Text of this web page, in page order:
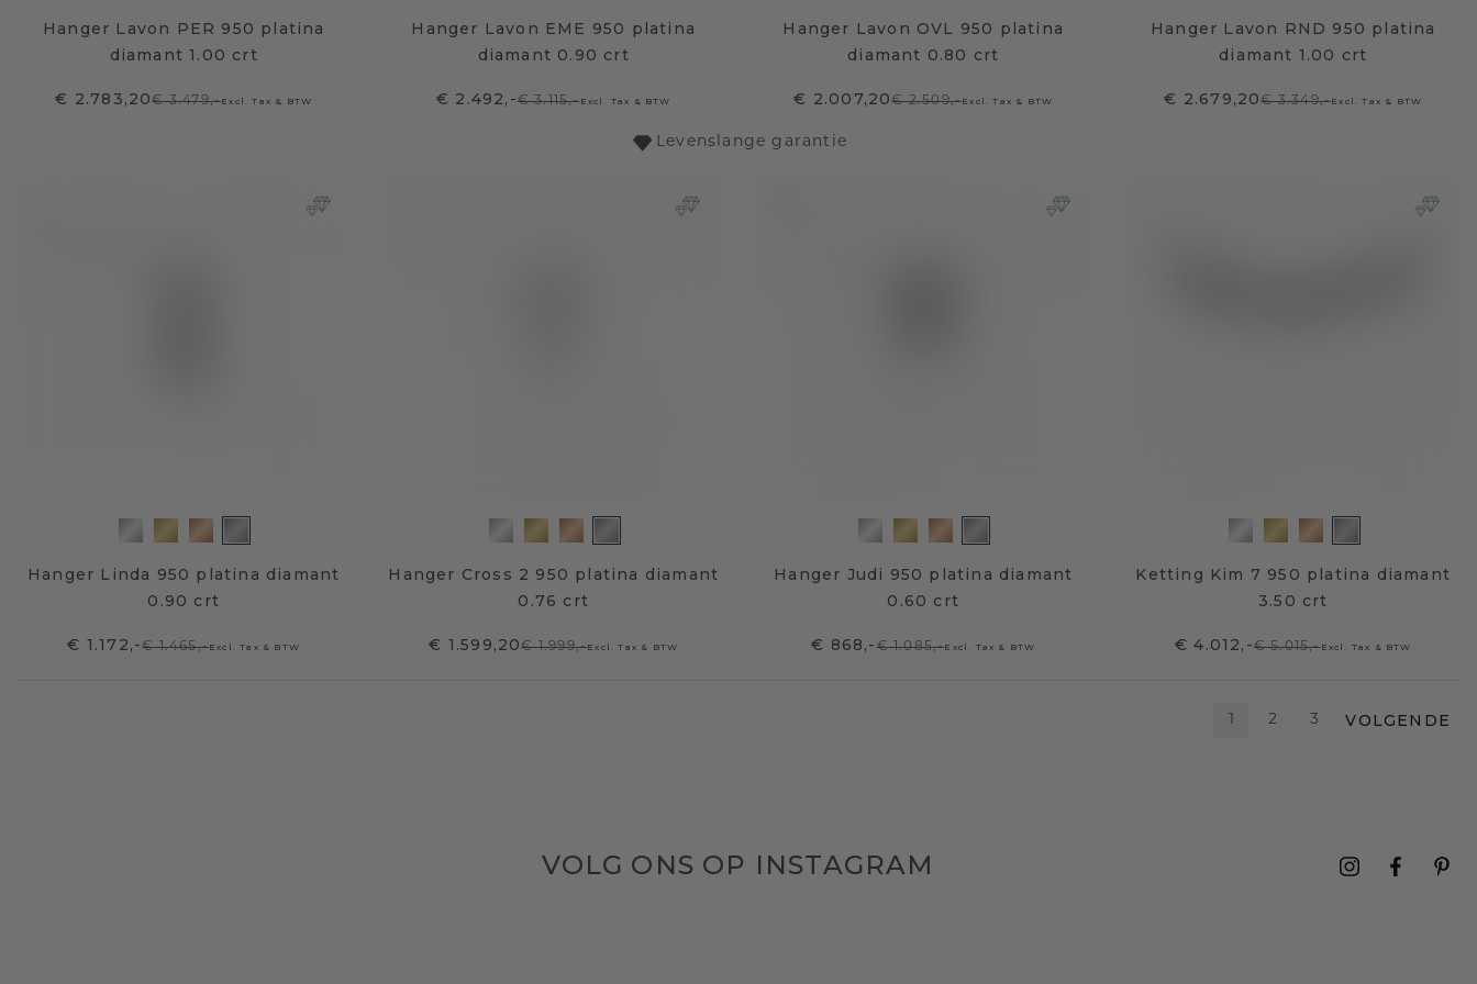
Hanger Lavon PER 950 platina
diamant 1.00 crt
€ 2.783,20€ 3.479,-Excl. Tax & BTW
Hanger Lavon EME 950 platina
diamant 0.90 crt
€ 2.492,-€ 3.115,-Excl. Tax & BTW
Hanger Lavon OVL 950 platina
diamant 0.80 crt
€ 2.007,20€ 2.509,-Excl. Tax & BTW
Hanger Lavon RND 950 platina
diamant 1.00 crt
€ 2.679,20€ 3.349,-Excl. Tax & BTW
Levenslange garantie
Hanger Linda 950 platina diamant
0.90 crt
€ 1.172,-€ 1.465,-Excl. Tax & BTW
Hanger Cross 2 950 platina diamant
0.76 crt
€ 1.599,20€ 1.999,-Excl. Tax & BTW
Hanger Judi 950 platina diamant
0.60 crt
€ 868,-€ 1.085,-Excl. Tax & BTW
Ketting Kim 7 950 platina diamant
3.50 crt
€ 4.012,-€ 5.015,-Excl. Tax & BTW
1 2 3 VOLGENDE
VOLG ONS OP INSTAGRAM